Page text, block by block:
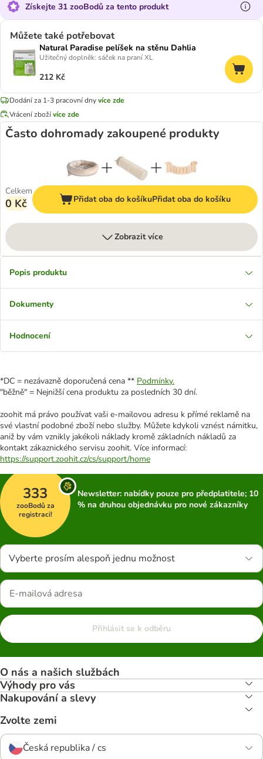
Získejte 31 zooBodů za tento produkt
Můžete také potřebovat
Natural Paradise pelíšek na stěnu Dahlia
Užitečný doplněk: sáček na praní XL
212 Kč
Dodání za 1-3 pracovní dnyvíce zde
Vrácení zbožívíce zde
Často dohromady zakoupené produkty
Celkem
0 Kč Přidat oba do košíkuPřidat oba do košíku
Zobrazit více
Popis produktu
Dokumenty
Hodnocení
*DC = nezávazně doporučená cena ** Podmínky.
"běžně" = Nejnižší cena produktu za posledních 30 dní.
zoohit má právo používat vaši e-mailovou adresu k přímé reklamě na
své vlastní podobné zboží nebo služby. Můžete kdykoli vznést námitku,
aniž by vám vznikly jakékoli náklady kromě základních nákladů za
kontakt zákaznického servisu zoohit. Více informací:
https://support.zoohit.cz/cs/support/home
333
zooBodů za
registraci!
Newsletter: nabídky pouze pro předplatitele; 10
% na druhou objednávku pro nové zákazníky
Vyberte prosím alespoň jednu možnost
Přihlásit se k odběru
O nás a našich službách
Výhody pro vás
Nakupování a slevy
Zvolte zemi
Česká republika / cs